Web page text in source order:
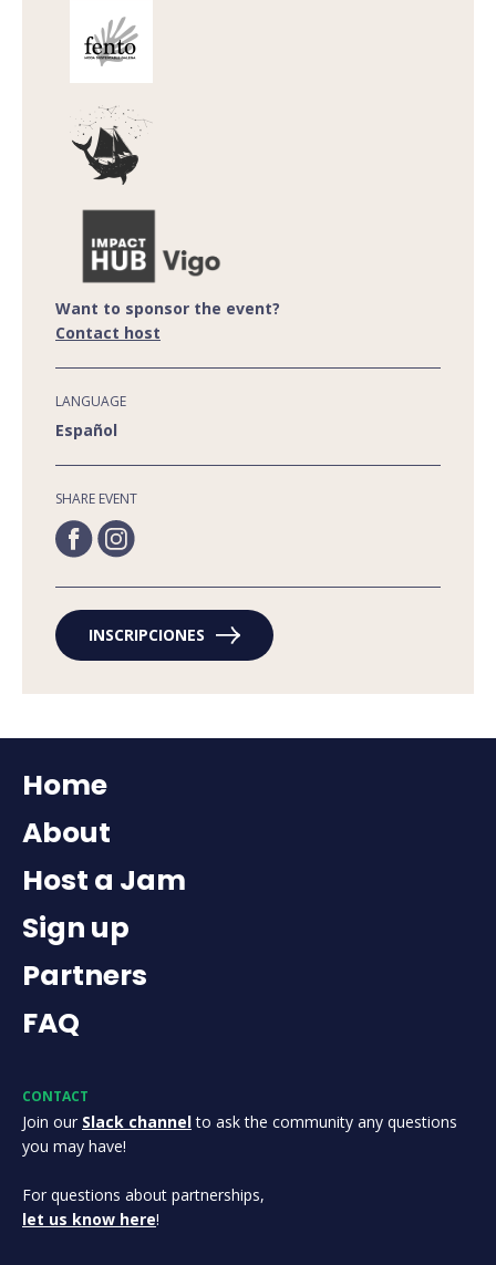
Want to sponsor the event?
Contact host
LANGUAGE
Español
SHARE EVENT
INSCRIPCIONES
Home
About
Host a Jam
Sign up
Partners
FAQ
CONTACT
Join our Slack channelto ask the community any questions
you may have!
For questions about partnerships,
let us know here!